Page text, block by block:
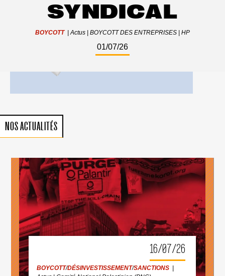
SYNDICAL
BOYCOTT Actus BOYCOTT DES ENTREPRISES HP
01/07/26
NOS ACTUALITÉS
16/07/26
BOYCOTT/DÉSINVESTISSEMENT/SANCTIONS
BOYCOTT/DÉSINVESTISSEMENT /SANCTIONS
|
Actus|Comité National Palestinien (BNC)
DE
BDS